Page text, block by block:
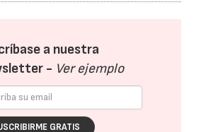
a nuestra
- Ver ejemplo
GRATIS